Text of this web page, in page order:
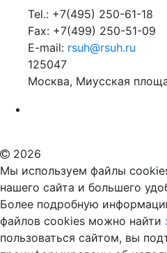
Tel.: +7(495) 250-61-18
Fax: +7(499) 250-51-09
E-mail: rsuh@rsuh.ru
125047
Москва, Миусская
2026
Мы используем файлы
нашего сайта и большего
Более подробную
файлов cookies можно найти
пользоваться сайтом, вы